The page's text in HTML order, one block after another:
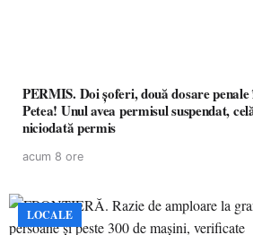
PERMIS. Doi șoferi, două dosare
Petea! Unul avea permisul suspendat,
niciodată permis
acum 8 ore
LOCALE